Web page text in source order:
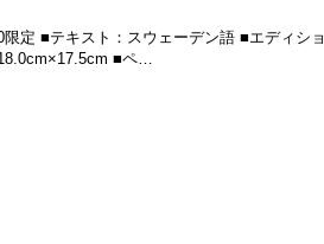
■テキスト：スウェーデン語 ■エディショ
■ペ…